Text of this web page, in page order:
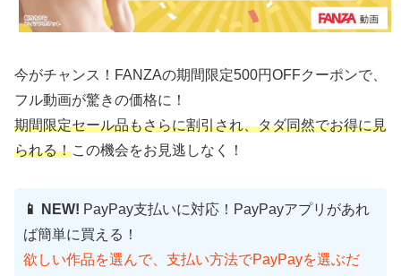
今がチャンス！FANZAの期間限定500円OFFクーポンで、
フル動画が驚きの価格に！
期間限定セール品もさらに割引され、タダ同然でお得に見
られる！この機会をお見逃しなく！
📱 NEW! PayPay支払いに対応！PayPayアプリがあれ
ば簡単に買える！
欲しい作品を選んで、支払い方法でPayPayを選ぶだ